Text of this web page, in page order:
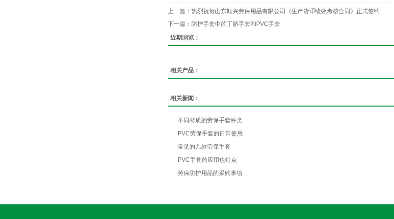
上一篇： 热烈祝贺山东顺兴劳保用品有限公司《生产货币绩效考核合同》正式签约
下一篇： 防护手套中的丁腈手套和PVC手套
近期浏览：
相关产品：
相关新闻：
不同材质的劳保手套种类
PVC劳保手套的日常使用
常见的几款劳保手套
PVC手套的应用也特点
劳保防护用品的采购事项